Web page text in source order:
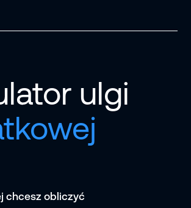
ulgi
chcesz obliczyć